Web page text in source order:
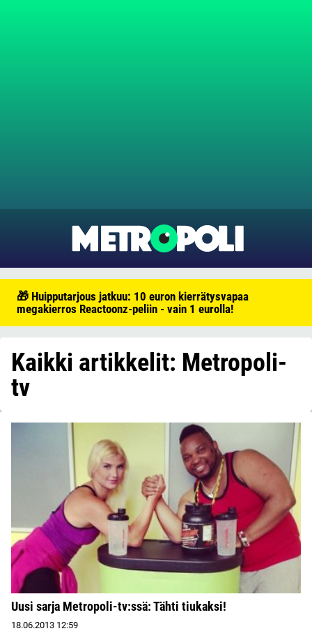
🎁 Huipputarjous jatkuu: 10 euron kierrätysvapaa
megakierros Reactoonz-peliin - vain 1 eurolla!
Kaikki artikkelit: Metropoli-
tv
Uusi sarja Metropoli-tv:ssä: Tähti tiukaksi!
18.06.2013 12:59